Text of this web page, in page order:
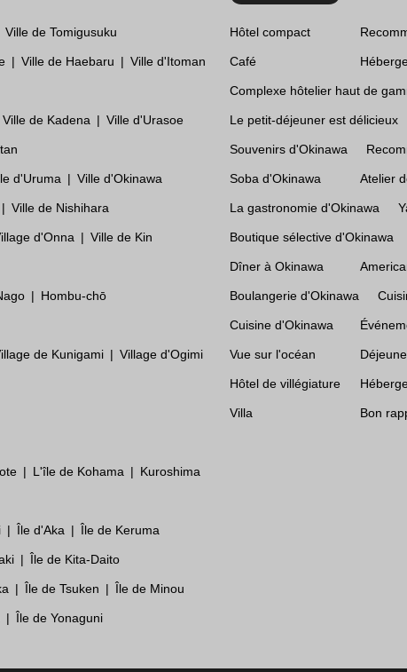
Ville de Tomigusuku
Ville de Haebaru Ville d'Itoman
Ville de Kadena Ville d'Urasoe
d'Uruma Ville d'Okinawa
Ville de Nishihara
d'Onna Ville de Kin
Hombu-chō
de Kunigami Village d'Ogimi
L'île de Kohama Kuroshima
Île d'Aka Île de Keruma
Île de Kita-Daito
Île de Tsuken Île de Minou
Île de Yonaguni
Hôtel compact
Café
Complexe hôtelier haut de
Le petit-déjeuner est délicieux
Souvenirs d'Okinawa
Soba d'Okinawa Atelier
La gastronomie d'Okinawa
Boutique sélective d'Okinawa
Dîner à Okinawa
Boulangerie d'Okinawa
Cuisine d'Okinawa
Vue sur l'océan
Hôtel de villégiature
Villa Bon